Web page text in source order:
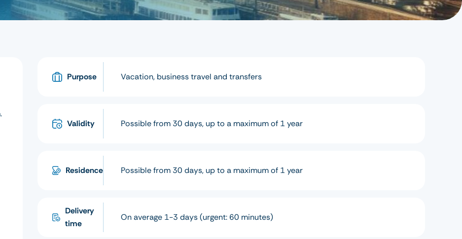
Purpose Vacation, business travel and transfers
Validity Possible from 30 days, up to a maximum of 1 year
Residence Possible from 30 days, up to a maximum of 1 year
Delivery
time
On average 1-3 days (urgent: 60 minutes)